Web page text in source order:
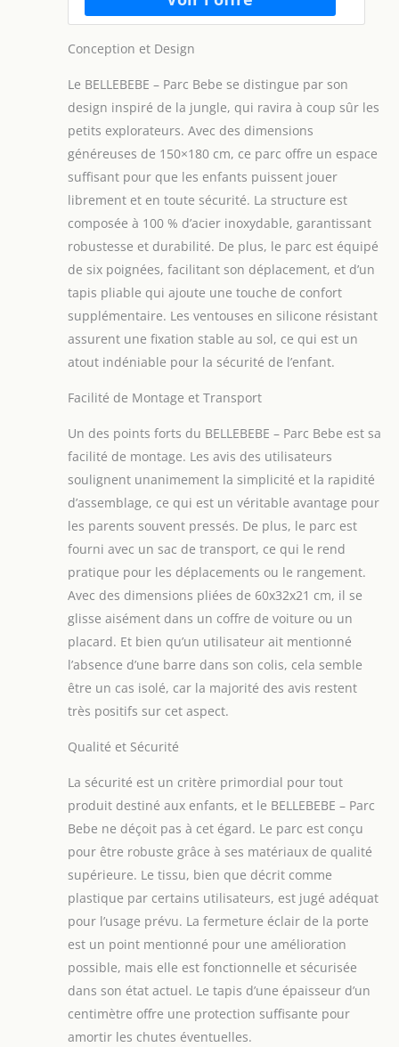
Conception et Design
Le BELLEBEBE – Parc Bebe se distingue par son
design inspiré de la jungle, qui ravira à coup sûr les
petits explorateurs. Avec des dimensions
généreuses de 150×180 cm, ce parc offre un espace
suffisant pour que les enfants puissent jouer
librement et en toute sécurité. La structure est
composée à 100 % d’acier inoxydable, garantissant
robustesse et durabilité. De plus, le parc est équipé
de six poignées, facilitant son déplacement, et d’un
tapis pliable qui ajoute une touche de confort
supplémentaire. Les ventouses en silicone résistant
assurent une fixation stable au sol, ce qui est un
atout indéniable pour la sécurité de l’enfant.
Facilité de Montage et Transport
Un des points forts du BELLEBEBE – Parc Bebe est sa
facilité de montage. Les avis des utilisateurs
soulignent unanimement la simplicité et la rapidité
d’assemblage, ce qui est un véritable avantage pour
les parents souvent pressés. De plus, le parc est
fourni avec un sac de transport, ce qui le rend
pratique pour les déplacements ou le rangement.
Avec des dimensions pliées de 60x32x21 cm, il se
glisse aisément dans un coffre de voiture ou un
placard. Et bien qu’un utilisateur ait mentionné
l’absence d’une barre dans son colis, cela semble
être un cas isolé, car la majorité des avis restent
très positifs sur cet aspect.
Qualité et Sécurité
La sécurité est un critère primordial pour tout
produit destiné aux enfants, et le BELLEBEBE – Parc
Bebe ne déçoit pas à cet égard. Le parc est conçu
pour être robuste grâce à ses matériaux de qualité
supérieure. Le tissu, bien que décrit comme
plastique par certains utilisateurs, est jugé adéquat
pour l’usage prévu. La fermeture éclair de la porte
est un point mentionné pour une amélioration
possible, mais elle est fonctionnelle et sécurisée
dans son état actuel. Le tapis d’une épaisseur d’un
centimètre offre une protection suffisante pour
amortir les chutes éventuelles.